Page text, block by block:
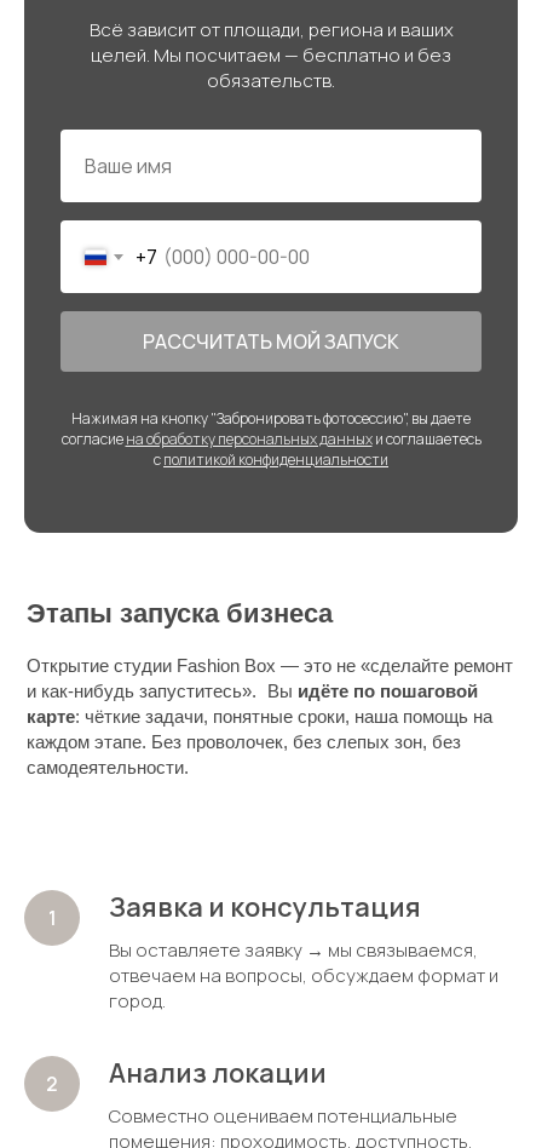
Всё зависит от площади, региона и ваших
целей. Мы посчитаем — бесплатно и без
обязательств.
+7
РАССЧИТАТЬ МОЙ ЗАПУСК
Нажимая на кнопку "Забронировать фотосессию", вы даете
согласиена обработку персональных данныхи соглашаетесь
cполитикой конфиденциальности
Этапы запуска бизнеса
Открытие студии Fashion Box — это не «сделайте ремонт
и как-нибудь запуститесь». Вы идёте по пошаговой
карте: чёткие задачи, понятные сроки, наша помощь на
каждом этапе. Без проволочек, без слепых зон, без
самодеятельности.
Заявка и консультация
Вы оставляете заявку → мы связываемся,
отвечаем на вопросы, обсуждаем формат и
город.
Анализ локации
Совместно оцениваем потенциальные
помещения: проходимость, доступность,